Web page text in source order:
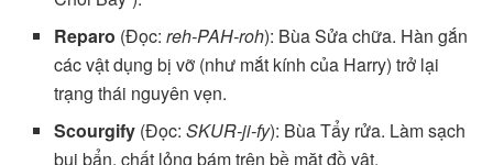
Reparo (Đọc:reh-PAH-roh): Bùa Sửa chữa. Hàn gắn
các vật dụng bị vỡ (như mắt kính của Harry) trở lại
trạng thái nguyên vẹn.
Scourgify (Đọc:SKUR-ji-fy): Bùa Tẩy rửa. Làm sạch
bụi bẩn, chất lỏng bám trên bề mặt đồ vật.